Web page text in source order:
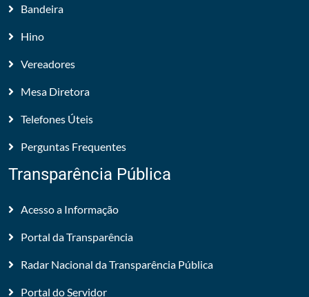
Bandeira
Hino
Vereadores
Mesa Diretora
Telefones Úteis
Perguntas Frequentes
Transparência Pública
Acesso a Informação
Portal da Transparência
Radar Nacional da Transparência Pública
Portal do Servidor